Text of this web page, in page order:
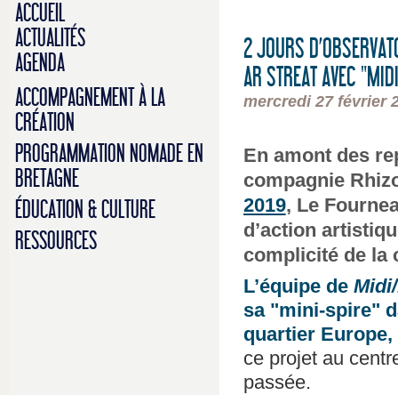
ACCUEIL
ACTUALITÉS
AGENDA
ACCOMPAGNEMENT À LA
CRÉATION
PROGRAMMATION NOMADE EN
BRETAGNE
ÉDUCATION & CULTURE
RESSOURCES
2 JOURS
AR STREAT AVEC
mercredi 27 février
En amont des
compagnie
2019, Le
d’action
complicité de la
L’équipe de
sa "mini-spire"
quartier Europe,
ce projet au
passée.